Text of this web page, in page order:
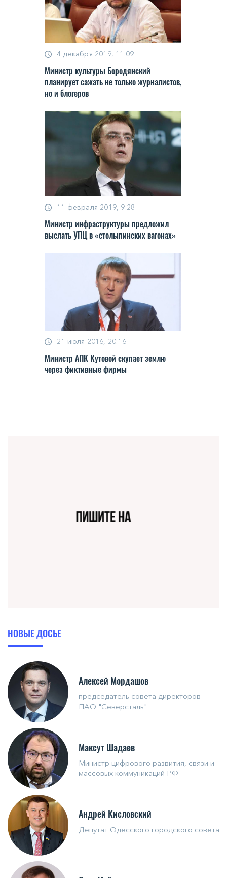
4 декабря 2019, 11:09
Министр культуры Бородянский
планирует сажать не только журналистов,
но и блогеров
11 февраля 2019, 9:28
Министр инфраструктуры предложил
выслать УПЦ в «столыпинских вагонах»
21 июля 2016, 20:16
Министр АПК Кутовой скупает землю
через фиктивные фирмы
НОВЫЕ ДОСЬЕ
Алексей Мордашов
председатель совета директоров
ПАО "Северсталь"
Максут Шадаев
Министр цифрового развития, связи и
массовых коммуникаций РФ
Андрей Кисловский
Депутат Одесского городского совета